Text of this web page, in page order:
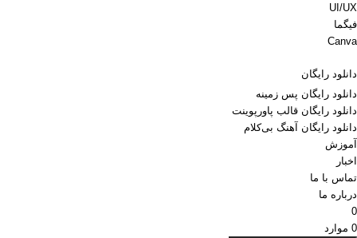
UI/UX
فیگما
Canva
دانلود رایگان
دانلود رایگان پس زمینه
دانلود رایگان قالب‌ پاورپوینت
دانلود رایگان آهنگ بی‌کلام
آموزش
اخبار
تماس با ما
درباره ما
0
0 موارد